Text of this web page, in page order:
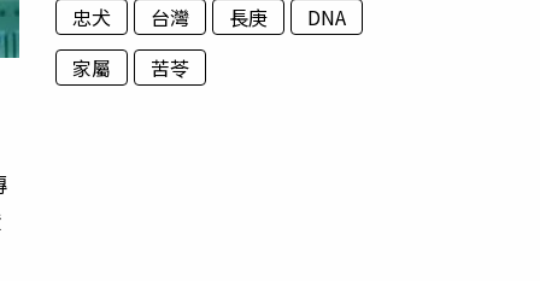
忠犬 台灣 長庚
DNA
家屬
苦苓